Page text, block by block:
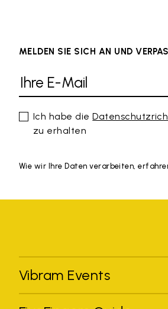
MELDEN SIE SICH AN UND
Ich habe die
zu erhalten
Wie wir Ihre Daten verarbeiten,
Vibram Events